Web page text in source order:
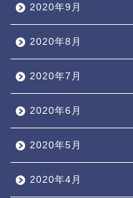
2020年9月
2020年8月
2020年7月
2020年6月
2020年5月
2020年4月